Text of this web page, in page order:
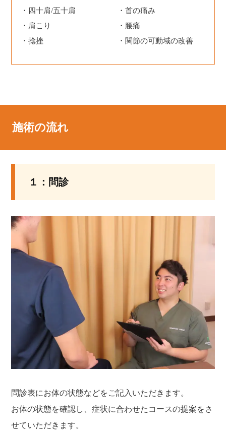
四十肩/五十肩
首の痛み
肩こり
腰痛
捻挫
関節の可動域の改善
施術の流れ
１：問診
問診表にお体の状態などをご記入いただきます。
お体の状態を確認し、症状に合わせたコースの提案をさ
せていただきます。